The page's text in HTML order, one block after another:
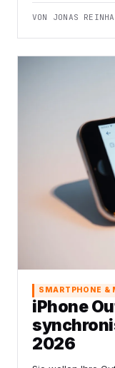
VON JONAS
SMARTPHONE &
iPhone
2026